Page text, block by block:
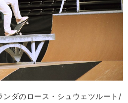
ンダのロース・シュウェツルート/